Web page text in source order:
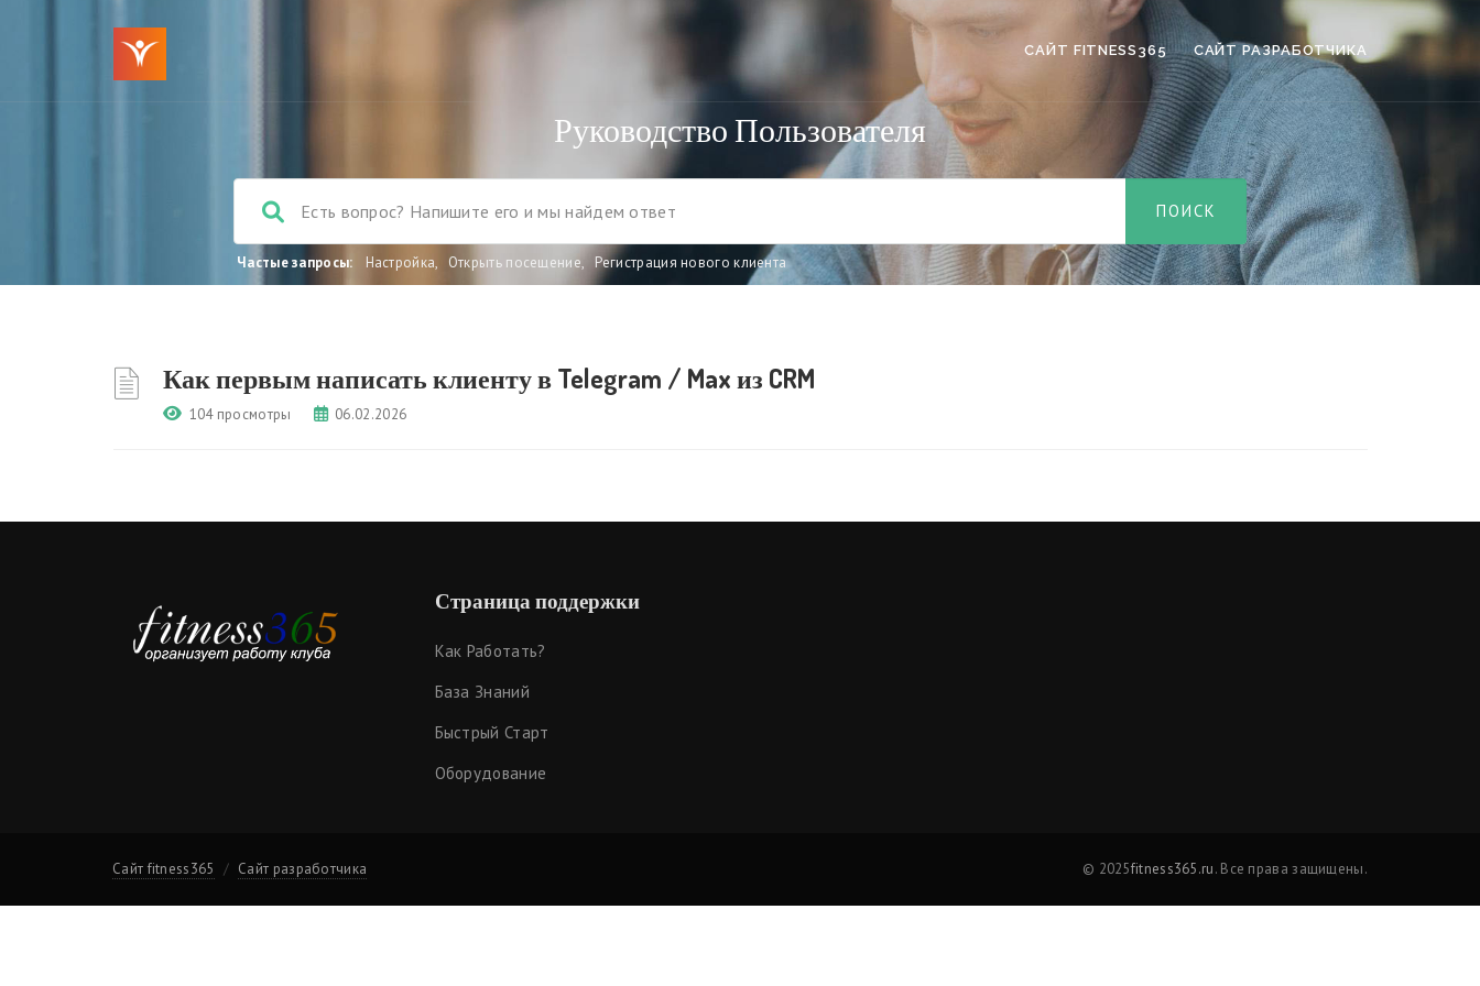
САЙТ FITNESS365 САЙТ РАЗРАБОТЧИКА
Руководство Пользователя
Частые запросы: Настройка, Открыть посещение, Регистрация нового клиента
Как первым написать клиенту в Telegram / Max из CRM
104 просмотры 06.02.2026
Страница поддержки
Как Работать?
База Знаний
Быстрый Старт
Оборудование
Сайт fitness365 Сайт разработчика © 2025fitness365.ru. Все права защищены.